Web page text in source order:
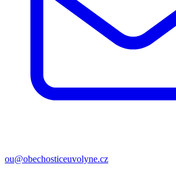
ou@obechosticeuvolyne.cz